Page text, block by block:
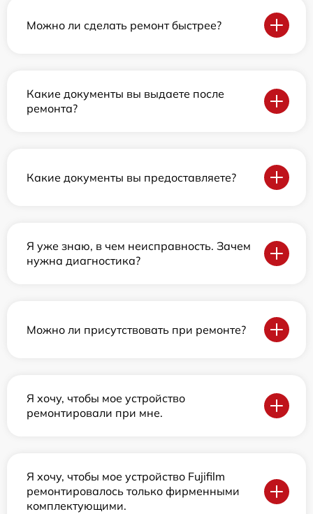
Можно ли сделать ремонт быстрее?
Какие документы вы выдаете после
ремонта?
Какие документы вы предоставляете?
Я уже знаю, в чем неисправность. Зачем
нужна диагностика?
Можно ли присутствовать при ремонте?
Я хочу, чтобы мое устройство
ремонтировали при мне.
Я хочу, чтобы мое устройство Fujifilm
ремонтировалось только фирменными
комплектующими.